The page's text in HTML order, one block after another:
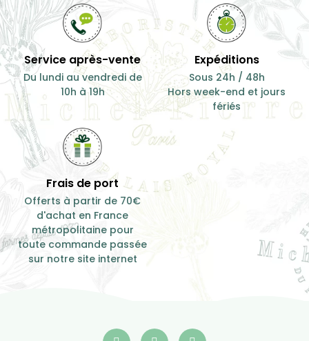
Service après-vente
Du lundi au vendredi de
10h à 19h
Expéditions
Sous 24h / 48h
Hors week-end et jours
fériés
Frais de port
Offerts à partir de 70€
d'achat en France
métropolitaine pour
toute commande passée
sur notre site internet